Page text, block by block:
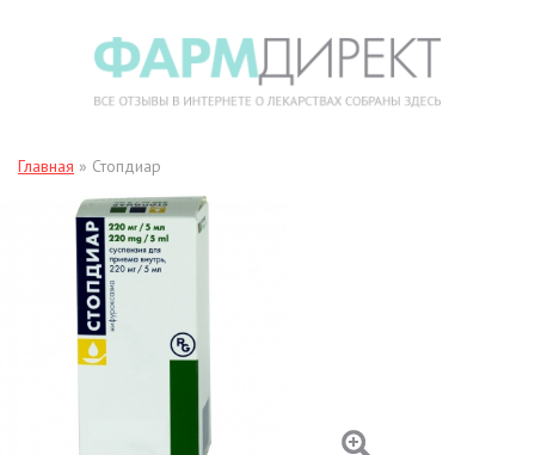
Главная » Стопдиар